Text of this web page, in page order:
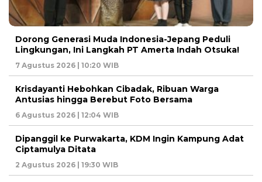
Dorong Generasi Muda Indonesia-Jepang Peduli
Lingkungan, Ini Langkah PT Amerta Indah Otsuka!
7 Agustus 2026 | 10:20 WIB
Krisdayanti Hebohkan Cibadak, Ribuan Warga
Antusias hingga Berebut Foto Bersama
6 Agustus 2026 | 12:04 WIB
Dipanggil ke Purwakarta, KDM Ingin Kampung Adat
Ciptamulya Ditata
2 Agustus 2026 | 19:30 WIB